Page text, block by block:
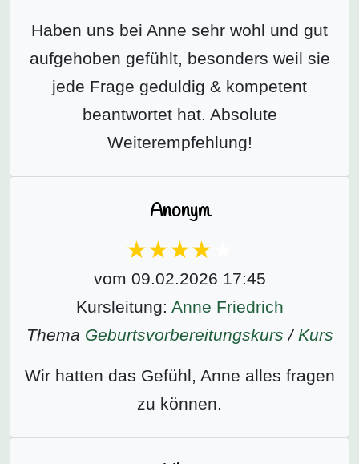
Haben uns bei Anne sehr wohl und gut
aufgehoben gefühlt, besonders weil sie
jede Frage geduldig & kompetent
beantwortet hat. Absolute
Weiterempfehlung!
Anonym
vom 09.02.2026 17:45
Kursleitung: Anne Friedrich
Thema Geburtsvorbereitungs­kurs / Kurs
Wir hatten das Gefühl, Anne alles fragen
zu können.